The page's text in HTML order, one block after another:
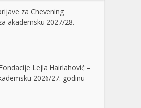
za Chevening
akademsku 2027/28.
Lejla Hairlahović –
2026/27. godinu